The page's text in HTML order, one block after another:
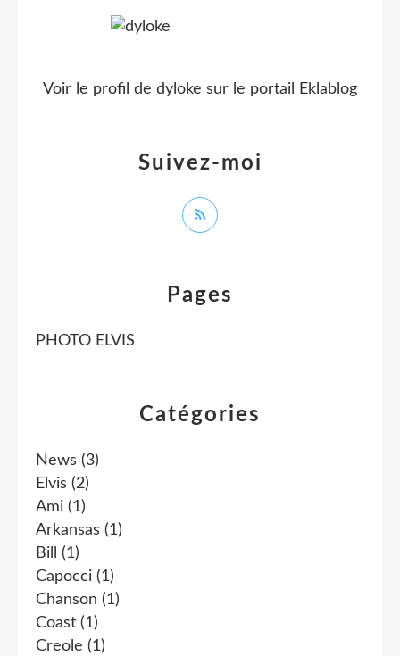
Catégories
News (3)
Elvis (2)
Ami (1)
Arkansas (1)
Bill
(1)
Capocci (1)
Chanson (1)
Coast (1)
Creole (1)
Pages
PHOTO ELVIS
Suivez-moi
Voir le profil de dyloke sur le portail Eklablog